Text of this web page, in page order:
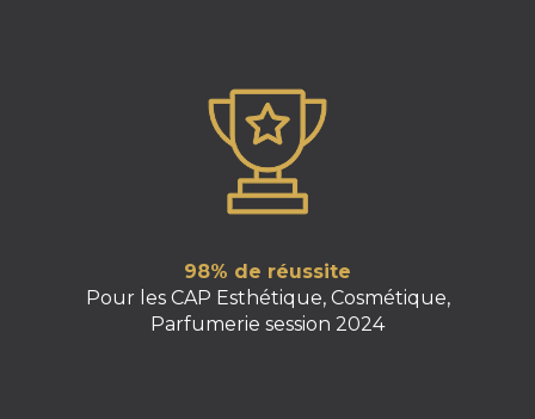
98% de réussite
Pour les CAP Esthétique, Cosmétique,
Parfumerie session 2024